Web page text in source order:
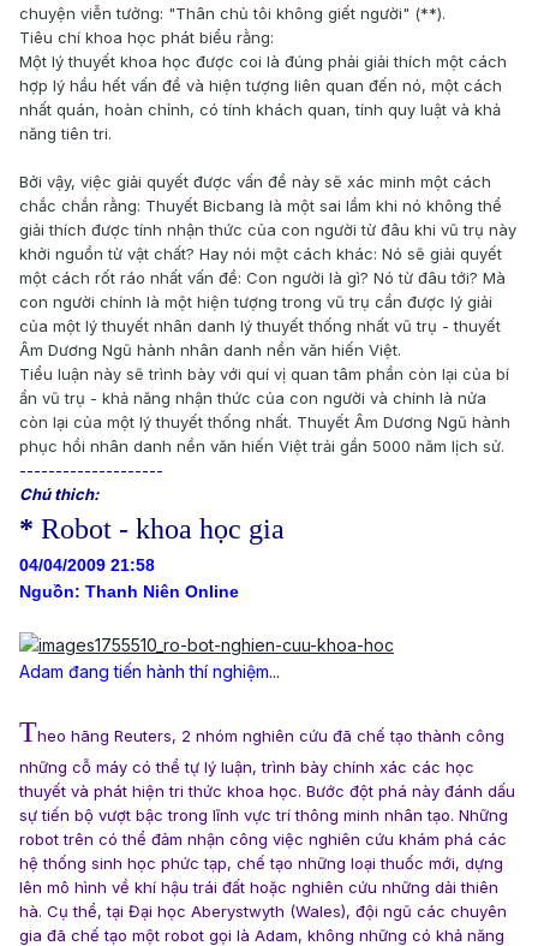
chuyện viễn tưởng: "Thân chủ tôi không giết người" (**).
Tiêu chí khoa học phát biểu rằng:
Một lý thuyết khoa học được coi là đúng phải giải thích một cách
hợp lý hầu hết vấn đề và hiện tượng liên quan đến nó, một cách
nhất quán, hoàn chỉnh, có tính khách quan, tính quy luật và khả
năng tiên tri.
Bởi vậy, việc giải quyết được vấn đề này sẽ xác minh một cách
chắc chắn rằng: Thuyết Bicbang là một sai lầm khi nó không thể
giải thích được tính nhận thức của con người từ đâu khi vũ trụ này
khởi nguồn từ vật chất? Hay nói một cách khác: Nó sẽ giải quyết
một cách rốt ráo nhất vấn đề: Con người là gì? Nó từ đâu tới? Mà
con người chính là một hiện tượng trong vũ trụ cần được lý giải
của một lý thuyết nhân danh lý thuyết thống nhất vũ trụ - thuyết
Âm Dương Ngũ hành nhân danh nền văn hiến Việt.
Tiểu luận này sẽ trình bày với quí vị quan tâm phần còn lại của bí
ẩn vũ trụ - khả năng nhận thức của con người và chính là nửa
còn lại của một lý thuyết thống nhất. Thuyết Âm Dương Ngũ hành
phục hồi nhân danh nền văn hiến Việt trải gần 5000 năm lịch sử.
--------------------
Chú thich:
* Robot - khoa học gia
04/04/2009 21:58
Nguồn: Thanh Niên Online
Adam đang tiến hành thí nghiệm...
Theo hãng Reuters, 2 nhóm nghiên cứu đã chế tạo thành công
những cỗ máy có thể tự lý luận, trình bày chính xác các học
thuyết và phát hiện tri thức khoa học. Bước đột phá này đánh dấu
sự tiến bộ vượt bậc trong lĩnh vực trí thông minh nhân tạo. Những
robot trên có thể đảm nhận công việc nghiên cứu khám phá các
hệ thống sinh học phức tạp, chế tạo những loại thuốc mới, dựng
lên mô hình về khí hậu trái đất hoặc nghiên cứu những dải thiên
hà. Cụ thể, tại Đại học Aberystwyth (Wales), đội ngũ các chuyên
gia đã chế tạo một robot gọi là Adam, không những có khả năng